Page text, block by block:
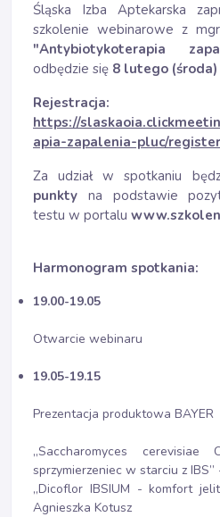
Śląska Izba Aptekarska
szkolenie webinarowe z
"Antybiotykoterapia
odbędzie się 8 lutego (środa)
Rejestracja:
https://
apia-zapalenia-pluc/register
Za udział w spotkaniu
punkty na podstawie
testu w portalu
Harmonogram spotkania:
19.00-19.05
Otwarcie webinaru
19.05-19.15
Prezentacja produktowa BAYER
„Saccharomyces
sprzymierzeniec w starciu z
„Dicoflor IBSIUM - komfort
Agnieszka Kotusz